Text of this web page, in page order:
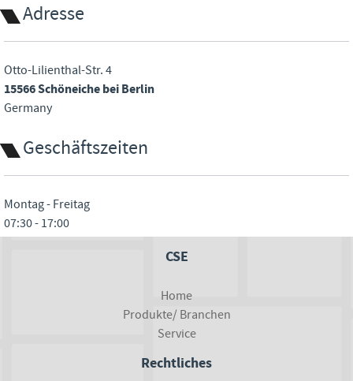
Adresse
Otto-Lilienthal-Str. 4
15566 Schöneiche bei Berlin
Germany
Geschäftszeiten
Montag - Freitag
07:30 - 17:00
CSE
Home
Produkte/ Branchen
Service
Rechtliches